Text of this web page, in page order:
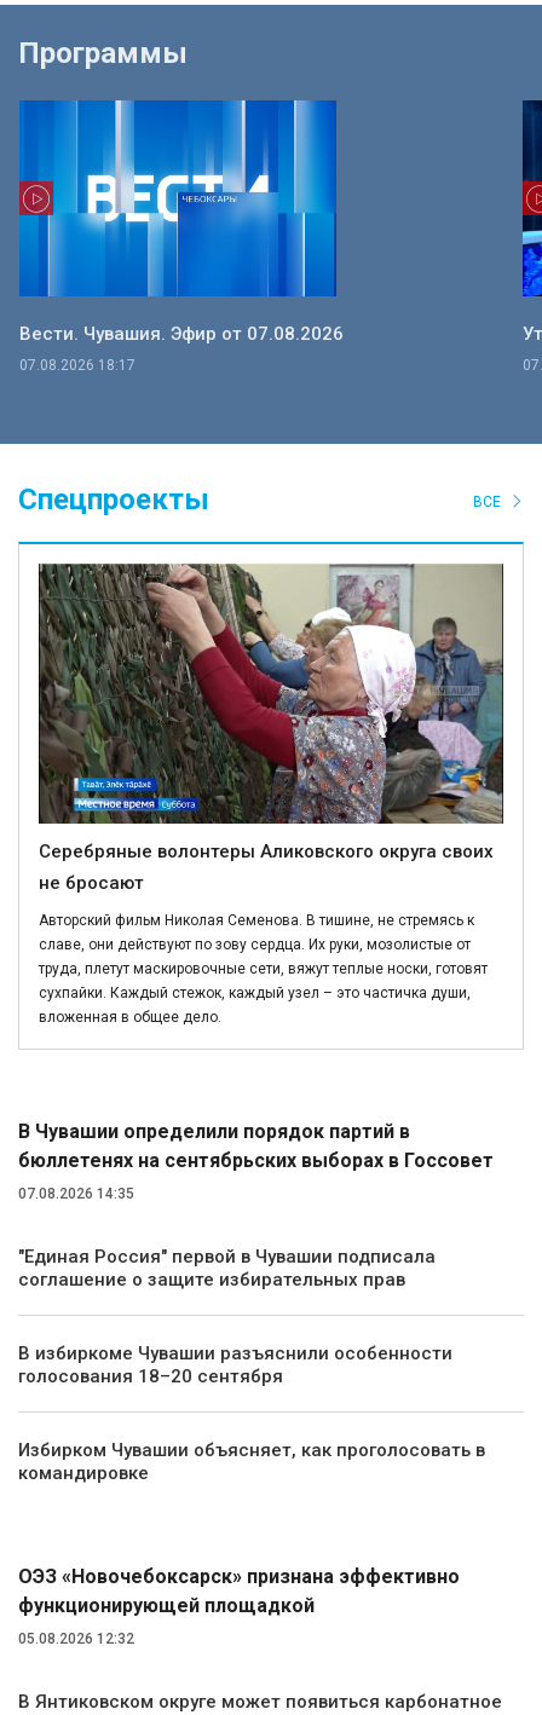
Программы
Вести. Чувашия. Эфир от 07.08.2026
07.08.2026 18:17
ВСЕ
Спецпроекты
Серебряные волонтеры Аликовского округа своих
не бросают
Авторский фильм Николая Семенова. В тишине, не стремясь к
славе, они действуют по зову сердца. Их руки, мозолистые от
труда, плетут маскировочные сети, вяжут теплые носки, готовят
сухпайки. Каждый стежок, каждый узел – это частичка души,
вложенная в общее дело.
В Чувашии определили порядок партий в
бюллетенях на сентябрьских выборах в Госсовет
07.08.2026 14:35
"Единая Россия" первой в Чувашии подписала
соглашение о защите избирательных прав
В избиркоме Чувашии разъяснили особенности
голосования 18–20 сентября
Избирком Чувашии объясняет, как проголосовать в
командировке
ОЭЗ «Новочебоксарск» признана эффективно
функционирующей площадкой
05.08.2026 12:32
В Янтиковском округе может появиться карбонатное